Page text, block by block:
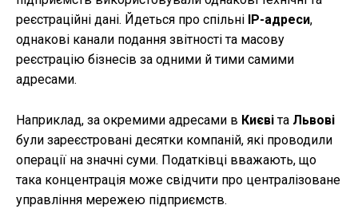
реєстраційні дані. Йдеться про спільні IP-адреси,
однакові канали подання звітності та масову
реєстрацію бізнесів за одними й тими самими
адресами.
Наприклад, за окремими адресами в Києвіта Львові
були зареєстровані десятки компаній, які проводили
операції на значні суми. Податківці вважають, що
така концентрація може свідчити про централізоване
управління мережею підприємств.